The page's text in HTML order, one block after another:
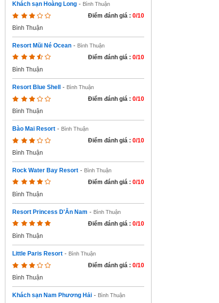
Khách sạn Hoàng Long - Bình Thuận
Điểm đánh giá : 0/10
Bình Thuận
Resort Mũi Né Ocean - Bình Thuận
Điểm đánh giá : 0/10
Bình Thuận
Resort Blue Shell - Bình Thuận
Điểm đánh giá : 0/10
Bình Thuận
Bào Mai Resort - Bình Thuận
Điểm đánh giá : 0/10
Bình Thuận
Rock Water Bay Resort - Bình Thuận
Điểm đánh giá : 0/10
Bình Thuận
Resort Princess D'Ân Nam - Bình Thuận
Điểm đánh giá : 0/10
Bình Thuận
Little Paris Resort - Bình Thuận
Điểm đánh giá : 0/10
Bình Thuận
Khách sạn Nam Phương Hải - Bình Thuận